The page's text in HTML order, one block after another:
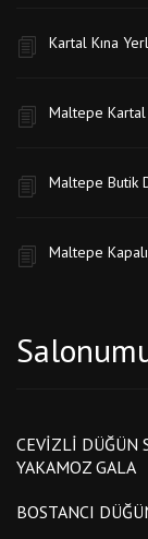
Kartal Kına
Maltepe Kartal
Maltepe Butik
Maltepe
CEVIZLI DÜĞÜN
YAKAMOZ GALA
BOSTANCI